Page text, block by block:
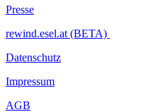
Presse
rewind.esel.at (BETA)
Datenschutz
Impressum
AGB